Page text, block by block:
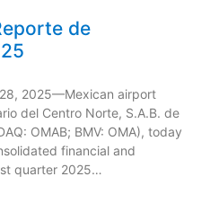
de
2025—Mexican airport
del Centro Norte, S.A.B. de
OMAB; BMV: OMA), today
financial and
quarter 2025…